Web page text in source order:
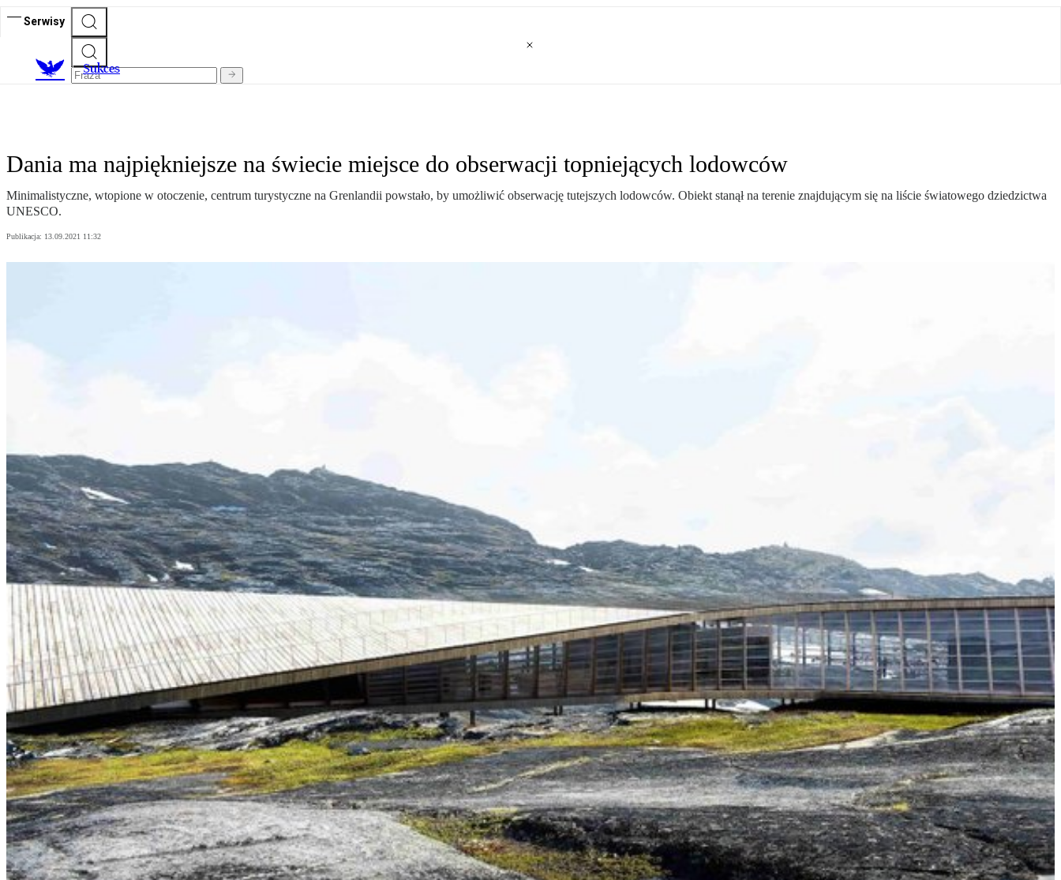
Serwisy
Sukces
Dania ma najpiękniejsze na świecie miejsce do obserwacji topniejących lodowców
Minimalistyczne, wtopione w otoczenie, centrum turystyczne na Grenlandii powstało, by umożliwić obserwację tutejszych lodowców. Obiekt stanął na terenie znajdującym się na liście światowego dziedzictwa
UNESCO.
Publikacja: 13.09.2021 11:32